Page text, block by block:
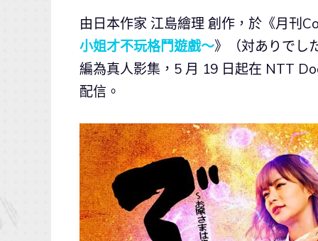
由日本作家 江島繪理 創作，於《月刊
小姐才不玩格鬥遊戲～》（対ありでし
編為真人影集，5 月 19 日起在 NTT
配信。